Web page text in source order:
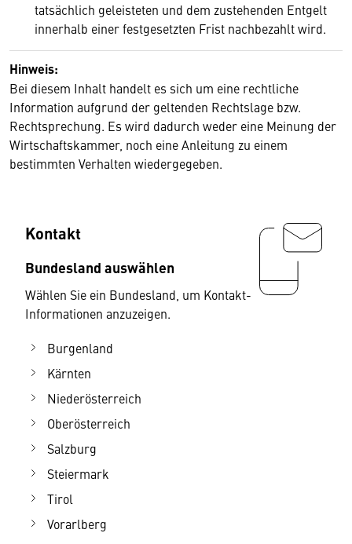
tatsächlich geleisteten und dem zustehenden Entgelt
innerhalb einer festgesetzten Frist nachbezahlt wird.
Hinweis:
Bei diesem Inhalt handelt es sich um eine rechtliche
Information aufgrund der geltenden Rechtslage bzw.
Rechtsprechung. Es wird dadurch weder eine Meinung der
Wirtschaftskammer, noch eine Anleitung zu einem
bestimmten Verhalten wiedergegeben.
Kontakt
Bundesland auswählen
Wählen Sie ein Bundesland, um Kontakt-
Informationen anzuzeigen.
Burgenland
Kärnten
Niederösterreich
Oberösterreich
Salzburg
Steiermark
Tirol
Vorarlberg